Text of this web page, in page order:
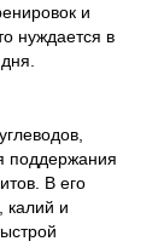
и
нуждается в
поддержания
В его
калий и